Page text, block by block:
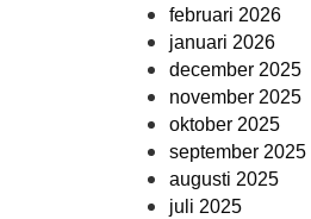
februari 2026
januari 2026
december 2025
november 2025
oktober 2025
september 2025
augusti 2025
juli 2025